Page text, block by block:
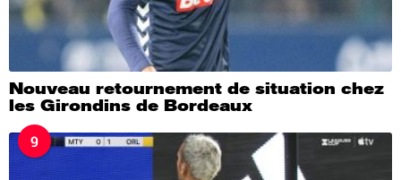
Nouveau retournement de situation chez
les Girondins de Bordeaux
9